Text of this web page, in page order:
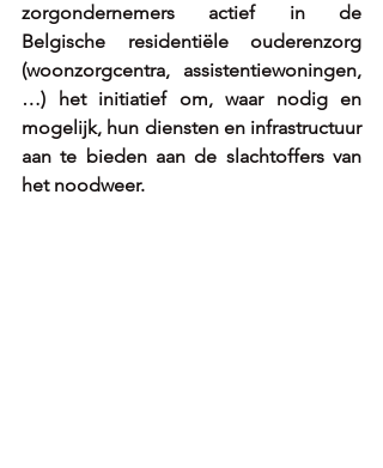
zorgondernemers actief in de
Belgische residentiële ouderenzorg
(woonzorgcentra, assistentiewoningen,
…) het initiatief om, waar nodig en
mogelijk, hun diensten en infrastructuur
aan te bieden aan de slachtoffers van
het noodweer.